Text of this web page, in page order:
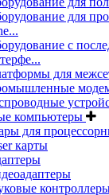
для
с
для
компьютеры
для
карты